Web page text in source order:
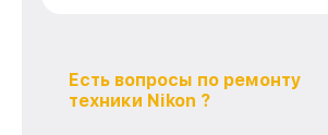
Есть вопросы по ремонту
техники Nikon ?